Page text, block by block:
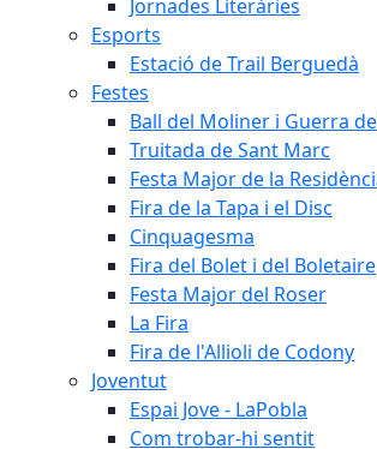
Jornades Literàries
Esports
Estació de Trail Berguedà
Festes
Ball del Moliner i Guerra
Truitada de Sant Marc
Festa Major de la
Fira de la Tapa i el Disc
Cinquagesma
Fira del Bolet i del Boletaire
Festa Major del Roser
La Fira
Fira de l'Allioli de Codony
Joventut
Espai Jove - LaPobla
Com trobar-hi sentit